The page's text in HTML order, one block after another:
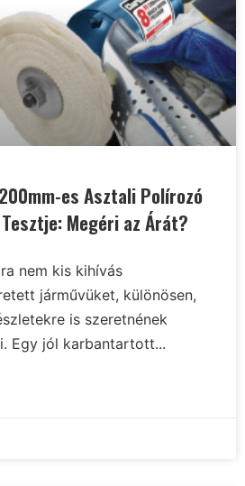
es Asztali Polírozó
Megéri az Árát?
nem kis kihívás
járművüket, különösen,
is szeretnének
Egy jól karbantartott...